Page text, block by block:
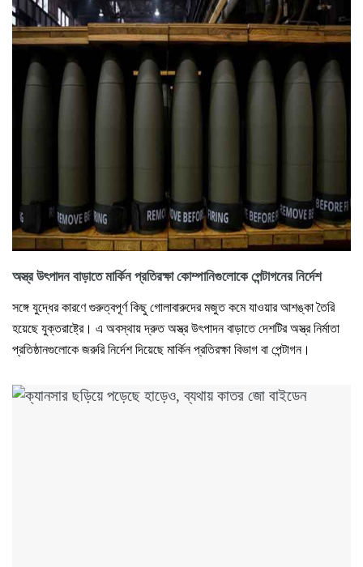
অস্ত্র উৎপাদন বাড়াতে মার্কিন প্রতিরক্ষা কোম্পানিগুলোকে পেন্টাগনের নির্দেশ
সঙ্গে যুদ্ধের কারণে গুরুত্বপূর্ণ কিছু গোলাবারুদের মজুত কমে যাওয়ার আশঙ্কা তৈরি
হয়েছে যুক্তরাষ্ট্রে। এ অবস্থায় দ্রুত অস্ত্র উৎপাদন বাড়াতে দেশটির অস্ত্র নির্মাতা
প্রতিষ্ঠানগুলোকে জরুরি নির্দেশ দিয়েছে মার্কিন প্রতিরক্ষা বিভাগ বা পেন্টাগন।